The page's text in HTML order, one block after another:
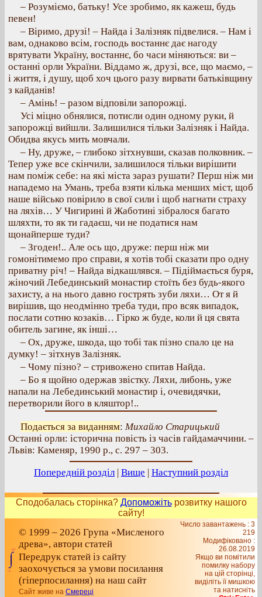
– Розуміємо, батьку! Усе зробимо, як кажеш, будь
певен!
– Віримо, друзі! – Найда і Залізняк підвелися. – Нам і
вам, однаково всім, господь востаннє дає нагоду
врятувати Україну, востаннє, бо часи міняються: ви –
останні орли України. Віддамо ж, друзі, все, що маємо, –
і життя, і душу, щоб хоч цього разу вирвати батьківщину
з кайданів!
– Амінь! – разом відповіли запорожці.
Усі міцно обнялися, потисли один одному руки, й
запорожці вийшли. Залишилися тільки Залізняк і Найда.
Обидва якусь мить мовчали.
– Ну, друже, – глибоко зітхнувши, сказав полковник. –
Тепер уже все скінчили, залишилося тільки вирішити
нам поміж себе: на які міста зараз рушати? Перш ніж ми
нападемо на Умань, треба взяти кілька менших міст, щоб
наше військо повірило в свої сили і щоб нагнати страху
на ляхів… У Чигирині й Жаботині зібралося багато
шляхти, то як ти гадаєш, чи не податися нам
щонайперше туди?
– Згоден!.. Але ось що, друже: перш ніж ми
гомонітимемо про справи, я хотів тобі сказати про одну
приватну річ! – Найда відкашлявся. – Підіймається буря,
жіночий Лебединський монастир стоїть без будь-якого
захисту, а на нього давно гострять зуби ляхи… От я й
вирішив, що неодмінно треба туди, про всяк випадок,
послати сотню козаків… Гірко ж буде, коли й ця свята
обитель загине, як інші…
– Ох, друже, шкода, що тобі так пізно спало це на
думку! – зітхнув Залізняк.
– Чому пізно? – стривожено спитав Найда.
– Бо я щойно одержав звістку. Ляхи, либонь, уже
напали на Лебединський монастир і, очевидячки,
перетворили його в кляштор!..
Подається за виданням: Михайло Старицький
Останні орли: історична повість із часів гайдамаччини. –
Львів: Каменяр, 1990 р., с. 297 – 303.
Попередній розділ | Вище | Наступний розділ
Сподобалась сторінка? Допоможітьрозвитку нашого
сайту!
© 1999 – 2026 Група «Мисленого
древа», автори статей
Передрук статей із сайту
заохочується за умови посилання
(гіперпосилання) на наш сайт
Сайт живе на Смереці
Число завантажень : 3
219
Модифіковано :
26.08.2019
Якщо ви помітили
помилку набору
на цiй сторiнцi,
видiлiть її мишкою
та натисніть